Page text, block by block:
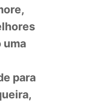
uma
para